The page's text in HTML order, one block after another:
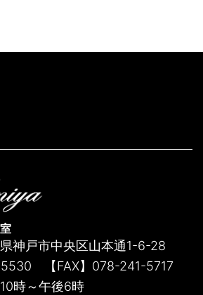
神戸市中央区山本通1-6-28
5530 【FAX】078-241-5717
時～午後6時